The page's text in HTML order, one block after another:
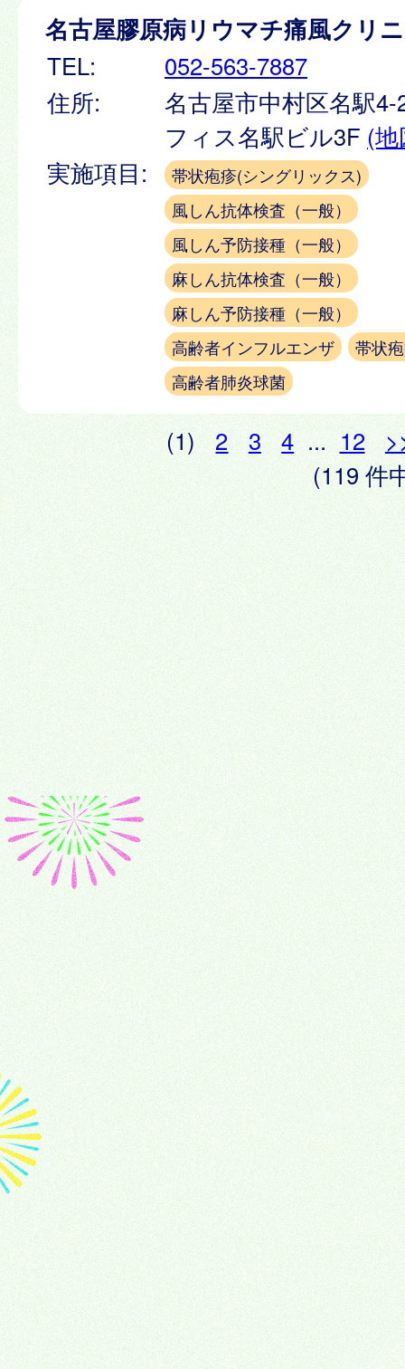
名古屋膠原病リウマチ痛風クリ
TEL:
052-563-7887
住所:
名古屋市中村区名駅
フィス名駅ビル3F (
実施項目:
帯状疱疹(シングリックス)
風しん抗体検査（一般）
風しん予防接種（一般）
麻しん抗体検査（一般）
麻しん予防接種（一般）
高齢者インフルエンザ
帯状
高齢者肺炎球菌
(1) 2 3 4 ... 12
(119 件